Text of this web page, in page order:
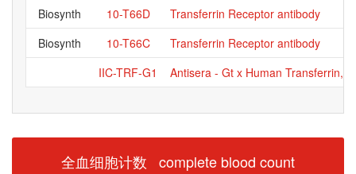
Biosynth
10-T66D
Transferrin Receptor antibody
Biosynth
10-T66C
Transferrin Receptor antibody
IIC-TRF-G1
Antisera - Gt x Human
全血细胞计数 complete blood count